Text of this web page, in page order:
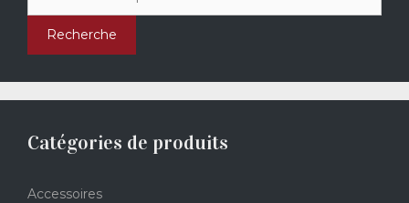
Recherche
Catégories de produits
Accessoires